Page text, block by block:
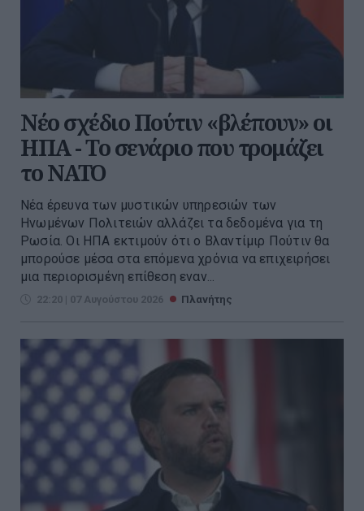
Νέο σχέδιο Πούτιν «βλέπουν» οι
ΗΠΑ - Το σενάριο που τρομάζει
το ΝΑΤΟ
Νέα έρευνα των μυστικών υπηρεσιών των
Ηνωμένων Πολιτειών αλλάζει τα δεδομένα για τη
Ρωσία. Οι ΗΠΑ εκτιμούν ότι ο Βλαντίμιρ Πούτιν θα
μπορούσε μέσα στα επόμενα χρόνια να επιχειρήσει
μια περιορισμένη επίθεση εναν...
22:20 | 07 Αυγούστου 2026 Πλανήτης